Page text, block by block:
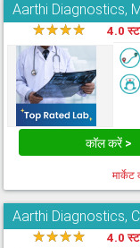
Aarthi Diagnostics,
★★★★ 4.0
कॉल करें >
Aarthi Diagnostics,
★★★★ 4.0